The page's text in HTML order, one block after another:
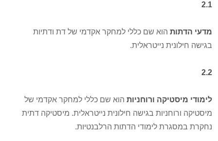
2.1
מדעי הדתות הוא שם כללי למחקר אקדמי של דת ודתיות
בגישה חילונית נייטראלית.
2.2
לימודי מיסטיקה ורוחניות הוא שם כללי למחקר אקדמי של
מיסטיקה ורוחניות בגישה חילונית נייטראלית. מיסטיקה דתית
נחקרת במסגרת לימודי הדתות הרלבנטיות.